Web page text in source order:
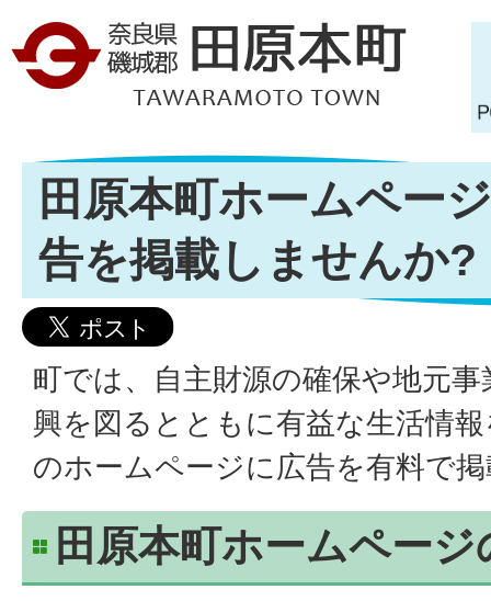
田原本町ホームペー
告を掲載しませんか?
町では、自主財源の確保や地元
興を図るとともに有益な生活情
のホームページに広告を有料で
田原本町ホームペー